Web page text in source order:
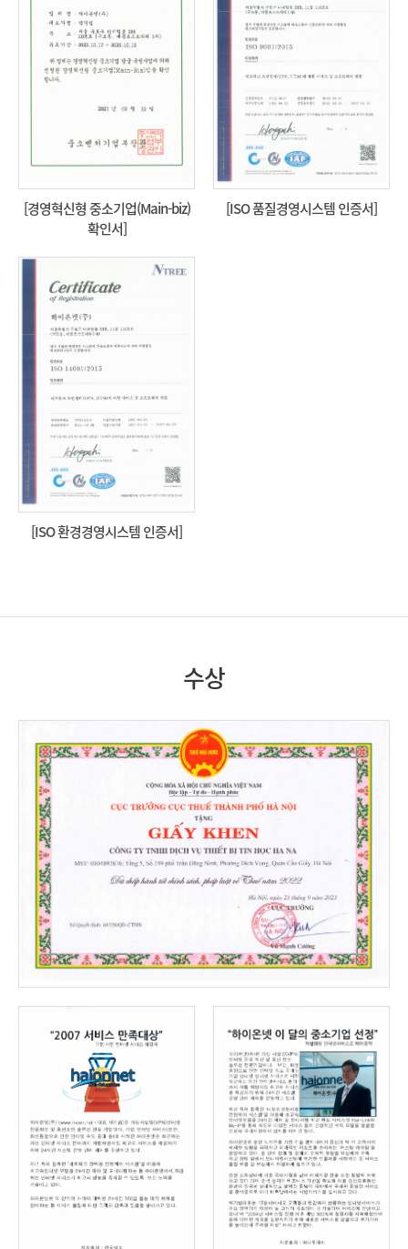
[경영혁신형 중소기업(Main-biz)
확인서]
[ISO 품질경영시스템 인증서]
[ISO 환경경영시스템 인증서]
수상